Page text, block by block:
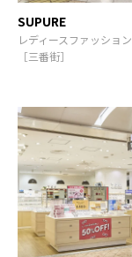
SUPURE
レディースファッション
［三番街］